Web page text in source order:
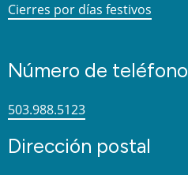
Cierres por días festivos
Número de teléfono
503.988.5123
Dirección postal